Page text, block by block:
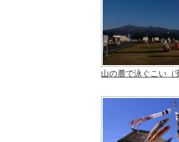
山の麓で泳ぐこい（